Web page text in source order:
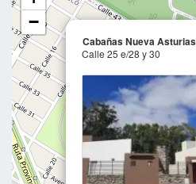
Cabañas Nueva
Calle 25 e/28 y 30
−